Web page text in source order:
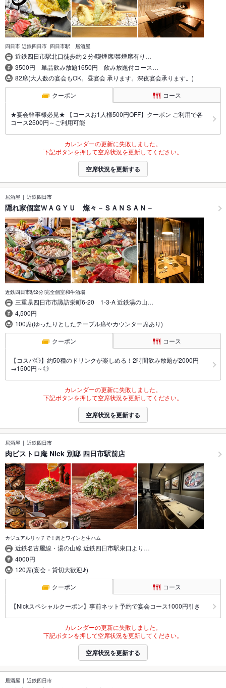
四日市 近鉄四日市 四日市駅 居酒屋
近鉄四日市駅北口徒歩約２分/喫煙席/禁煙席有り…
3500円 単品飲み放題1650円 飲み放題付コース…
82席(大人数の宴会もOK。昼宴会 承ります。深夜宴会承ります。)
クーポン コース
★宴会幹事様必見★ 【コースお1人様500円OFF】クーポン ご利用で各
コース2500円～ご利用可能
カレンダーの更新に失敗しました。
下記ボタンを押して空席状況を更新してください。
空席状況を更新する
居酒屋 近鉄四日市
隠れ家個室ＷＡＧＹＵ 燦々－ＳＡＮＳＡＮ－
近鉄四日市駅2分!完全個室和牛酒場
三重県四日市市諏訪栄町6-20 1-3-A 近鉄湯の山…
4,500円
100席(ゆったりとしたテーブル席やカウンター席あり)
クーポン コース
【コスパ◎】約50種のドリンクが楽しめる！2時間飲み放題が2000円
→1500円～◎
カレンダーの更新に失敗しました。
下記ボタンを押して空席状況を更新してください。
空席状況を更新する
居酒屋 近鉄四日市
肉ビストロ庵 Nick 別邸 四日市駅前店
カジュアルリッチで！肉とワインと生ハム
近鉄名古屋線・湯の山線 近鉄四日市駅東口より…
4000円
120席(宴会・貸切大歓迎♪)
クーポン コース
【Nickスペシャルクーポン】事前ネット予約で宴会コース1000円引き
カレンダーの更新に失敗しました。
下記ボタンを押して空席状況を更新してください。
空席状況を更新する
居酒屋 近鉄四日市